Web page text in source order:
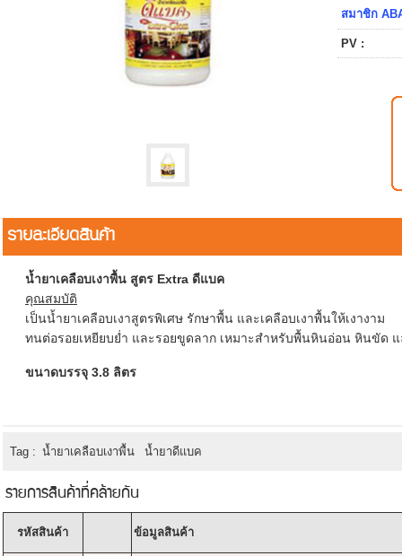
สมาชิก
PV :
รายละเอียดสินค้า
น้ำยาเคลือบเงาพื้น สูตร Extra ดีแบค
คุณสมบัติ
เป็นน้ำยาเคลือบเงาสูตรพิเศษ รักษาพื้น และเคลือบเงาพื้นให้เงางาม
ทนต่อรอยเหยียบย่ำ และรอยขูดลาก เหมาะสำหรับพื้นหินอ่อน หินขัด แ
ขนาดบรรจุ 3.8 ลิตร
Tag : น้ำยาเคลือบเงาพื้น น้ำยาดีแบค
รายการสินค้าที่คล้ายกัน
รหัสสินค้า ข้อมูลสินค้า